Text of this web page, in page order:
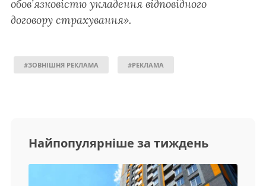
обов’язковістю укладення відповідного
договору страхування».
#ЗОВНІШНЯ РЕКЛАМА #РЕКЛАМА
Найпопулярніше за тиждень